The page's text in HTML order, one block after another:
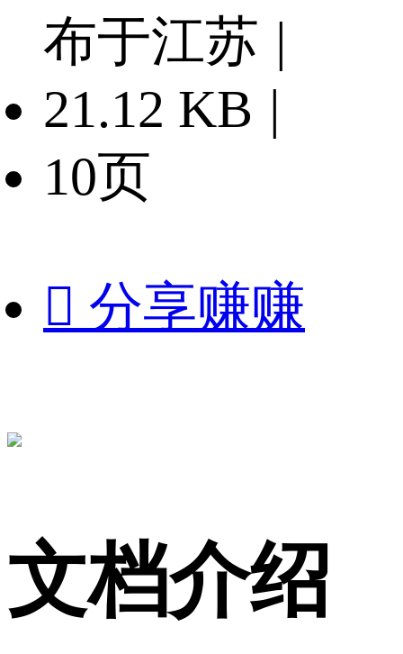
布于江苏 |
21.12 KB |
10页
 分享赚赚
文档介绍